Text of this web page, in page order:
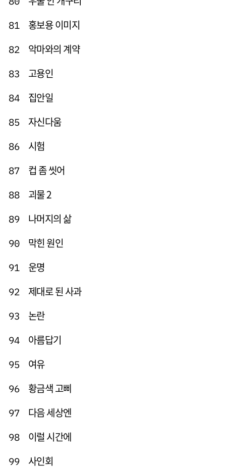
81 홍보용 이미지
82 악마와의 계약
83 고용인
84 집안일
85 자신다움
86 시험
87 컵 좀 씻어
88 괴물 2
89 나머지의 삶
90 막힌 원인
91 운명
92 제대로 된 사과
93 논란
94 아름답기
95 여유
96 황금색 고삐
97 다음 세상엔
98 이럴 시간에
99 사인회